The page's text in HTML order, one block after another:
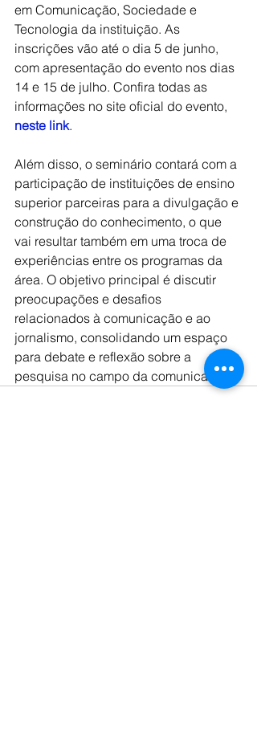
em Comunicação, Sociedade e
Tecnologia da instituição. As
inscrições vão até o dia 5 de junho,
com apresentação do evento nos dias
14 e 15 de julho. Confira todas as
informações no site oficial do evento,
neste link.
Além disso, o seminário contará com a
participação de instituições de ensino
superior parceiras para a divulgação e
construção do conhecimento, o que
vai resultar também em uma troca de
experiências entre os programas da
área. O objetivo principal é discutir
preocupações e desafios
relacionados à comunicação e ao
jornalismo, consolidando um espaço
para debate e reflexão sobre a
pesquisa no campo da comunicação.